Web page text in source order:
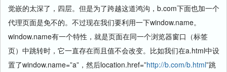
觉嵌的太深了，四层。但是为了跨越这道鸿沟，b.com下面也加一个
代理页面是免不的。不过现在我们要利用一下window.name。
window.name有一个特性，就是页面在同一个浏览器窗口（标签
页）中跳转时，它一直存在而且值不会改变。比如我们在a.html中设
置了window.name=”a”，然后location.href=”http://b.com/b.html”跳